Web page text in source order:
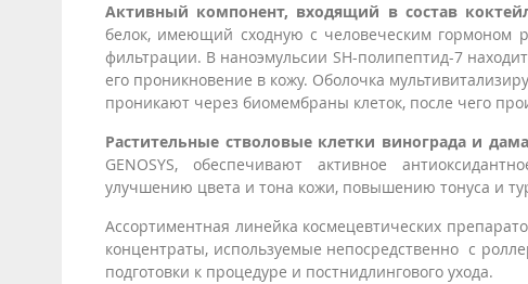
Активный компонент, входящий в состав
белок, имеющий сходную с человеческим гормоном
фильтрации. В наноэмульсии SH-полипептид-7
его проникновение в кожу. Оболочка
проникают через биомембраны клеток, после чего
Растительные стволовые клетки винограда и
GENOSYS, обеспечивают активное
улучшению цвета и тона кожи, повышению тонуса и
Ассортиментная линейка космецевтических
концентраты, используемые непосредственно с
подготовки к процедуре и постнидлингового ухода.